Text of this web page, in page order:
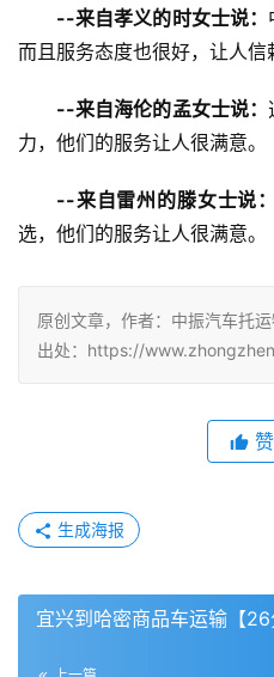
--来自孝义的时女士说：
而且服务态度也很好，让人信
--来自海伦的孟女士说：
力，他们的服务让人很满意。
--来自雷州的滕女士说：
选，他们的服务让人很满意。
原创文章，作者：中振汽车托
出处：https://
赞
生成海报
宜兴到哈密商品车运输【26